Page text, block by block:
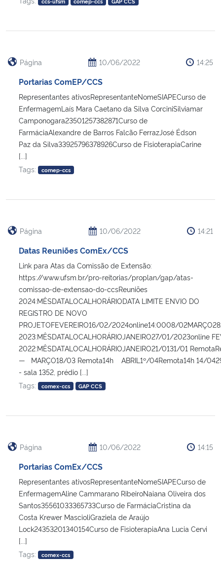
Página 10/06/2022 14:25
Portarias ComEP/CCS
Representantes ativosRepresentanteNomeSIAPECurso de
EnfermagemLaís Mara Caetano da Silva CorciniSilviamar
Camponogara23501257382871Curso de
FarmáciaAlexandre de Barros Falcão FerrazJosé Édson
Paz da Silva33925796378926Curso de FisioterapiaCarine
[...]
Tags:
comep-ccs
Página 10/06/2022 14:21
Datas Reuniões ComEx/CCS
Link para Atas da Comissão de Extensão:
https://www.ufsm.br/pro-reitorias/proplan/gap/atas-
comissao-de-extensao-do-ccsReuniões
2024:MÊSDATALOCALHORÁRIODATA LIMITE ENVIO DO
REGISTRO DE NOVO
PROJETOFEVEREIRO16/02/2024online14:0008/
2023:MÊSDATALOCALHORÁRIOJANEIRO27/01/
2022:MÊSDATALOCALHORÁRIOJANEIRO21/0131/01
— MARÇO18/03 Remota14h ABRIL1º/04Remota14h 14/
- sala 1352, prédio [...]
Tags:
comex-ccs GAP CCS
Página 10/06/2022 14:15
Portarias ComEx/CCS
Representantes ativosRepresentanteNomeSIAPECurso de
EnfermagemAline Cammarano RibeiroNaiana Oliveira dos
Santos35561033365733Curso de FarmáciaCristina da
Costa Krewer MascioliGraziela de Araújo
Lock24353201340154Curso de FisioterapiaAna Lucia Cervi
[...]
Tags:
comex-ccs